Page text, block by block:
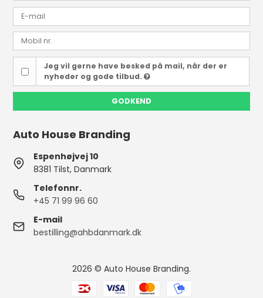
Jeg vil gerne have besked på mail, når der er
nyheder og gode tilbud.
GODKEND
Auto House Branding
Espenhøjvej 10
8381 Tilst, Danmark
Telefonnr.
+45 71 99 96 60
E-mail
bestilling@ahbdanmark.dk
2026 © Auto House Branding.